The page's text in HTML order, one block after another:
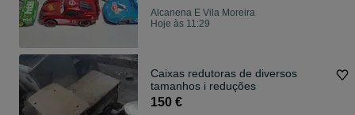
Alcanena E Vila Moreira
Hoje às 11:29
Caixas redutoras de diversos
tamanhos i reduções
150 €